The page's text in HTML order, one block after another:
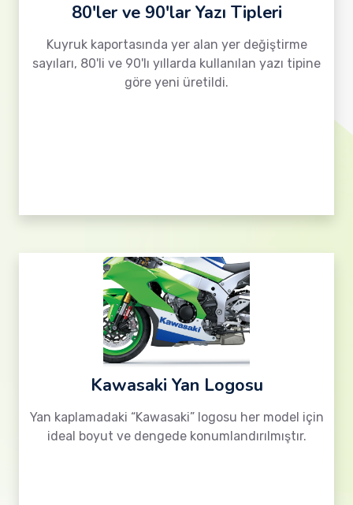
80'ler ve 90'lar Yazı Tipleri
Kuyruk kaportasında yer alan yer değiştirme
sayıları, 80'li ve 90'lı yıllarda kullanılan yazı tipine
göre yeni üretildi.
Kawasaki Yan Logosu
Yan kaplamadaki “Kawasaki” logosu her model için
ideal boyut ve dengede konumlandırılmıştır.